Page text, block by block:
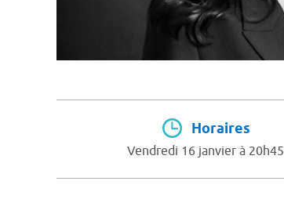
Horaires
Vendredi 16 janvier à 20h45